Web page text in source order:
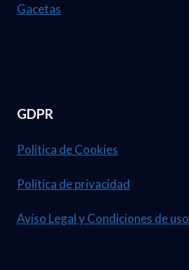
Gacetas
GDPR
Política de Cookies
Política de privacidad
Aviso Legal y Condiciones de uso